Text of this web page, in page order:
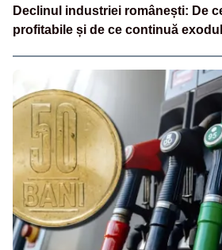
Declinul industriei românești: De
profitabile și de ce continuă